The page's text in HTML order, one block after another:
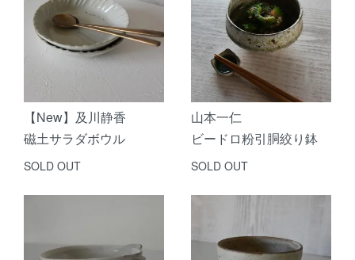
【New】及川静香
磁土サラダボウル
SOLD OUT
山本一仁
ビードロ粉引胴絞り鉢
SOLD OUT